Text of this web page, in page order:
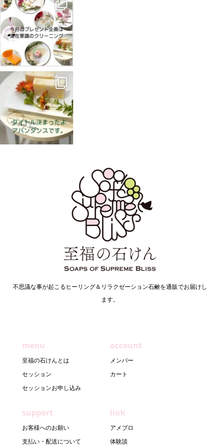
不思議な事が起こるヒーリング＆リラクゼーション石鹸を通販でお届けし
ます。
menu
至福の石けんとは
セッション
セッションお申し込み
account
メンバー
カート
support
お客様へのお願い
支払い・配送について
link
アメブロ
体験談